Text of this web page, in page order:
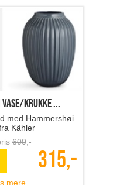
vase/krukke ...
med Hammershøi
Kähler
600,-
315,-
mere